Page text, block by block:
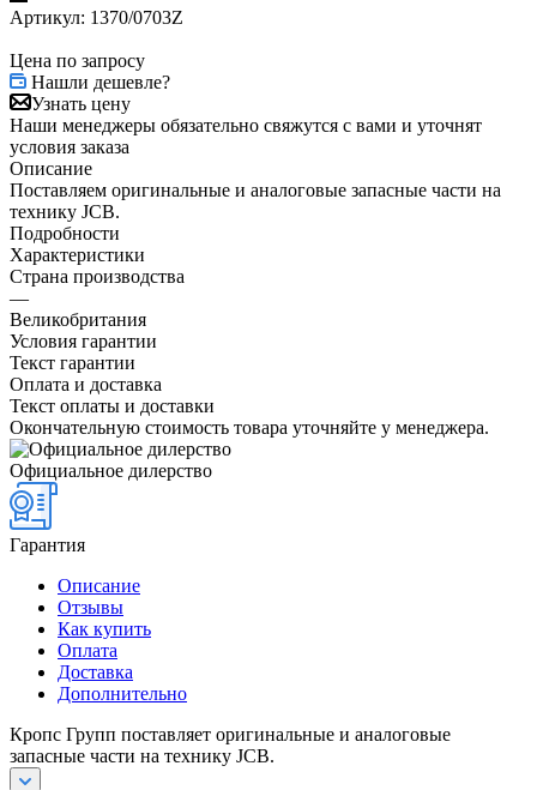
Артикул: 1370/0703Z
Цена по запросу
Нашли дешевле?
Узнать цену
Наши менеджеры обязательно свяжутся с вами и уточнят
условия заказа
Описание
Поставляем оригинальные и аналоговые запасные части на
технику JCB.
Подробности
Характеристики
Страна производства
—
Великобритания
Условия гарантии
Текст гарантии
Оплата и доставка
Текст оплаты и доставки
Окончательную стоимость товара уточняйте у менеджера.
Официальное дилерство
Гарантия
Описание
Отзывы
Как купить
Оплата
Доставка
Дополнительно
Кропс Групп поставляет оригинальные и аналоговые
запасные части на технику JCB.